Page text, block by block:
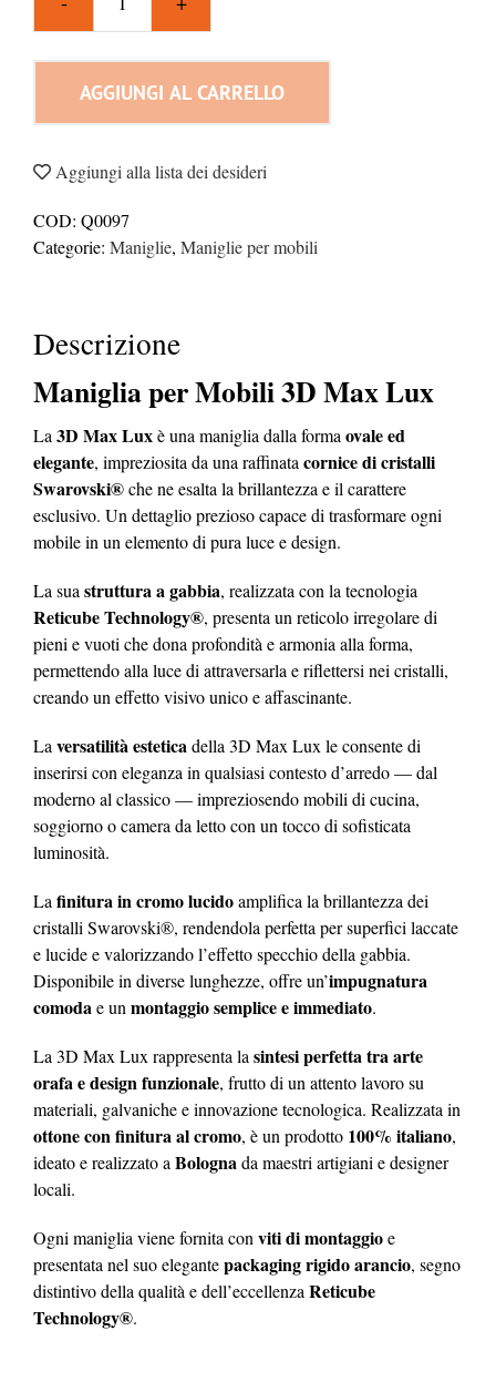
Maniglia
per
Mobili
3D
Max
con
quantità
AGGIUNGI AL CARRELLO
Aggiungi alla lista dei desideri
COD: Q0097
Categorie: Maniglie, Maniglie per mobili
Descrizione
Maniglia per Mobili 3D Max Lux
La 3D Max Luxè una maniglia dalla forma ovale ed
elegante, impreziosita da una raffinata cornice di cristalli
Swarovski®che ne esalta la brillantezza e il carattere
esclusivo. Un dettaglio prezioso capace di trasformare ogni
mobile in un elemento di pura luce e design.
La sua struttura a gabbia, realizzata con la tecnologia
Reticube Technology®, presenta un reticolo irregolare di
pieni e vuoti che dona profondità e armonia alla forma,
permettendo alla luce di attraversarla e riflettersi nei cristalli,
creando un effetto visivo unico e affascinante.
La versatilità esteticadella 3D Max Lux le consente di
inserirsi con eleganza in qualsiasi contesto d’arredo — dal
moderno al classico — impreziosendo mobili di cucina,
soggiorno o camera da letto con un tocco di sofisticata
luminosità.
La finitura in cromo lucidoamplifica la brillantezza dei
cristalli Swarovski®, rendendola perfetta per superfici laccate
e lucide e valorizzando l’effetto specchio della gabbia.
Disponibile in diverse lunghezze, offre un’impugnatura
comodae un montaggio semplice e immediato.
La 3D Max Lux rappresenta la sintesi perfetta tra arte
orafa e design funzionale, frutto di un attento lavoro su
materiali, galvaniche e innovazione tecnologica. Realizzata in
ottone con finitura al cromo, è un prodotto 100% italiano,
ideato e realizzato a Bolognada maestri artigiani e designer
locali.
Ogni maniglia viene fornita con viti di montaggioe
presentata nel suo elegantepackaging rigido arancio, segno
distintivo della qualità e dell’eccellenza Reticube
Technology®.